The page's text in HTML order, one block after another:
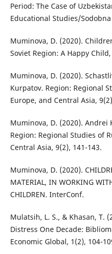
Period: The Case of
Educational Studies/
Muminova, D. (2020).
Soviet Region: A Happy
Muminova, D. (2020).
Kurpatov. Region: Regional
Europe, and Central Asia,
Muminova, D. (2020). Andrei
Region: Regional Studies of
Central Asia, 9(2), 141-143.
Muminova, D. (2020).
MATERIAL, IN WORKING
CHILDREN. InterConf.
Mulatsih, L. S., & Khasan, T.
Distress One Decade:
Economic Global, 1(2), 104-